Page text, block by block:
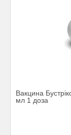
Вакцина
мл 1 доза